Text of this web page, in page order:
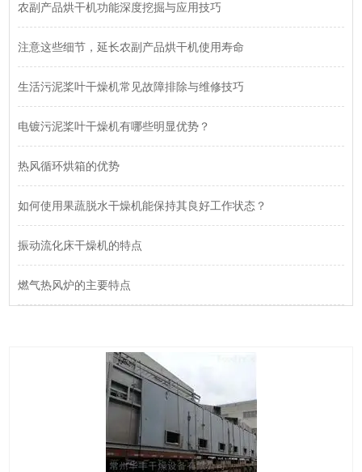
农副产品烘干机功能深度挖掘与应用技巧
注意这些细节，延长农副产品烘干机使用寿命
生活污泥桨叶干燥机常见故障排除与维修技巧
电镀污泥桨叶干燥机有哪些明显优势？
热风循环烘箱的优势
如何使用果蔬脱水干燥机能保持其良好工作状态？
振动流化床干燥机的特点
燃气热风炉的主要特点